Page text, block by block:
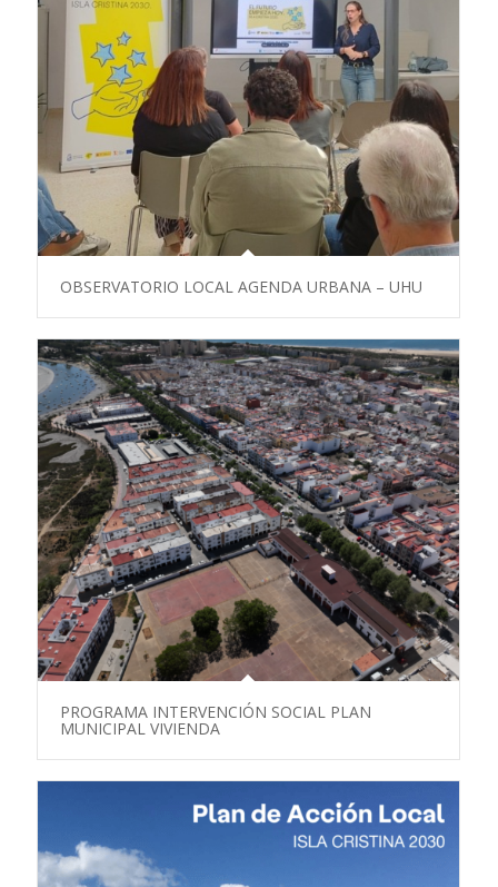
OBSERVATORIO LOCAL AGENDA URBANA – UHU
PROGRAMA INTERVENCIÓN SOCIAL PLAN
MUNICIPAL VIVIENDA